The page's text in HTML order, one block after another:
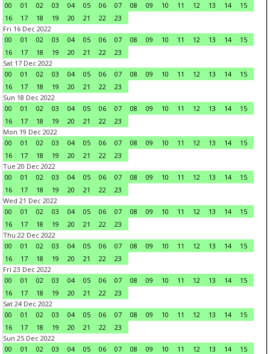
00
01 02 03 04 05 06 07 08 09 10 11 12 13 14
15
16
17 18 19 20 21 22
23
Fri 16 Dec 2022
00
01 02 03 04 05 06 07 08 09 10 11 12 13 14
15
16
17 18 19 20 21 22
23
Sat 17 Dec 2022
00
01 02 03 04 05 06 07 08 09 10 11 12 13 14
15
16
17 18 19 20 21 22
23
Sun 18 Dec 2022
00
01 02 03 04 05 06 07 08 09 10 11 12 13 14
15
16
17 18 19 20 21 22
23
Mon 19 Dec 2022
00
01 02 03 04 05 06 07 08 09 10 11 12 13 14
15
16
17 18 19 20 21 22
23
Tue 20 Dec 2022
00
01 02 03 04 05 06 07 08 09 10 11 12 13 14
15
16
17 18 19 20 21 22
23
Wed 21 Dec 2022
00
01 02 03 04 05 06 07 08 09 10 11 12 13 14
15
16
17 18 19 20 21 22
23
Thu 22 Dec 2022
00
01 02 03 04 05 06 07 08 09 10 11 12 13 14
15
16
17 18 19 20 21 22
23
Fri 23 Dec 2022
00
01 02 03 04 05 06 07 08 09 10 11 12 13 14
15
16
17 18 19 20 21 22
23
Sat 24 Dec 2022
00
01 02 03 04 05 06 07 08 09 10 11 12 13 14
15
16
17 18 19 20 21 22
23
Sun 25 Dec 2022
00
01 02 03 04 05 06 07 08 09 10 11 12 13 14
15